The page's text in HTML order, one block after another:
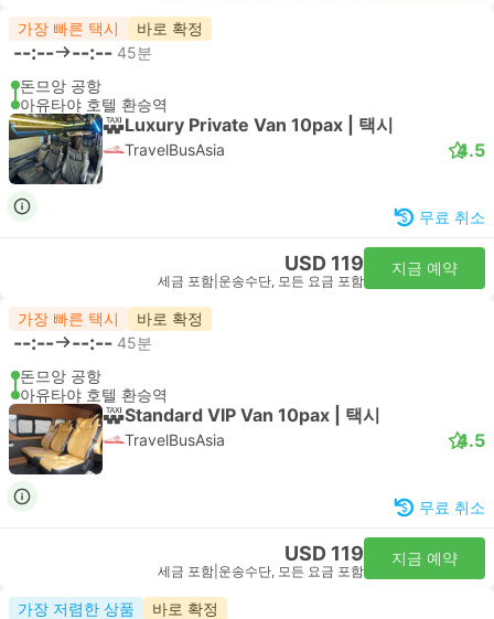
가장 빠른 택시 바로 확정
--:-- --:-- 45분
돈므앙 공항
아유타야 호텔 환승역
Luxury Private Van 10pax | 택시
TravelBusAsia 4.5
무료 취소
USD 119
세금 포함 운송수단, 모든 요금 포함
지금 예약
가장 빠른 택시 바로 확정
--:-- --:-- 45분
돈므앙 공항
아유타야 호텔 환승역
Standard VIP Van 10pax | 택시
TravelBusAsia 4.5
무료 취소
USD 119
세금 포함 운송수단, 모든 요금 포함
지금 예약
가장 저렴한 상품 바로 확정